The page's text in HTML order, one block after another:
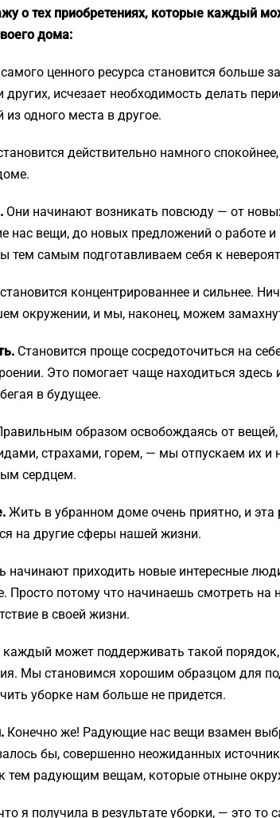
о тех приобретениях, которые каждый
дома:
ценного ресурса становится больше
других, исчезает необходимость делать
одного места в другое.
действительно намного
Они начинают возникать повсюду — от
нас вещи, до новых предложений о работе
тем самым подготавливаем себя к
концентрированнее и сильнее.
окружении, и мы, наконец, можем
Становится проще сосредоточиться на
Это помогает чаще находиться здесь
в будущее.
образом освобождаясь от
страхами, горем, — мы отпускаем их и
сердцем.
Жить в убранном доме очень приятно, и эта
на другие сферы нашей жизни.
начинают приходить новые интересные
Просто потому что начинаешь смотреть
в своей жизни.
каждый может поддерживать такой порядок,
Мы становимся хорошим образцом для
уборке нам больше не придется.
Конечно же! Радующие нас вещи взамен
бы, совершенно неожиданных
тем радующим вещам, которые отныне
я получила в результате уборки, — это то